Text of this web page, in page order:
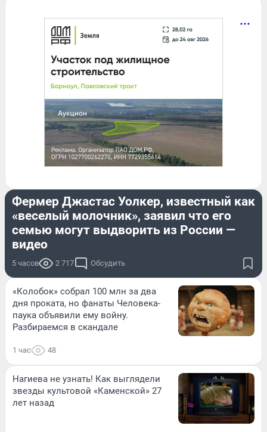
Фермер Джастас Уолкер, известный как
«веселый молочник», заявил что его
семью могут выдворить из России —
видео
5 часов 2 717 Обсудить
«Колобок» собрал 100 млн за два
дня проката, но фанаты Человека-
паука объявили ему войну.
Разбираемся в скандале
1 час 48
Нагиева не узнать! Как выглядели
звезды культовой «Каменской» 27
лет назад